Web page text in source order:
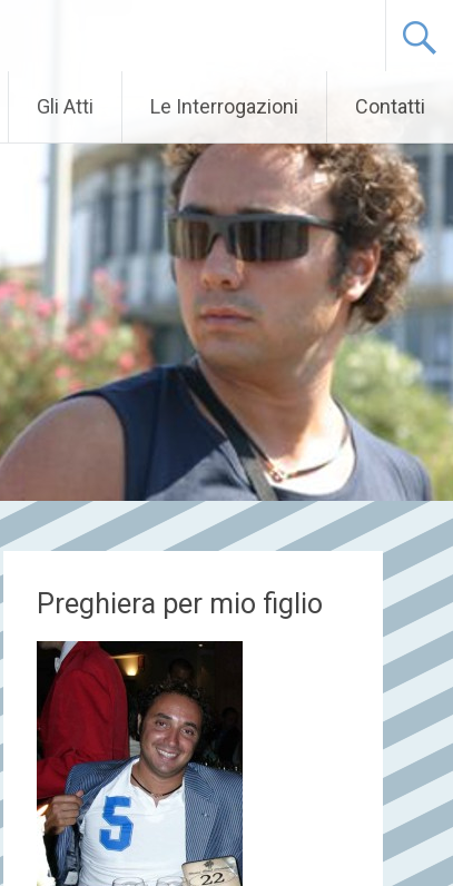
Gli Atti Le Interrogazioni Contatti
Preghiera per mio figlio